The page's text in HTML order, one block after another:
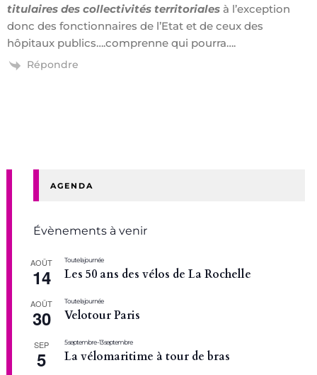
titulaires des collectivités territorialesà l’exception
donc des fonctionnaires de l’Etat et de ceux des
hôpitaux publics….comprenne qui pourra….
Répondre
AGENDA
Évènements à venir
AOÛT
14
Toute la journée
Les 50 ans des vélos de La Rochelle
AOÛT
30
Toute la journée
Velotour Paris
SEP
5
5 septembre-13 septembre
La vélomaritime à tour de bras